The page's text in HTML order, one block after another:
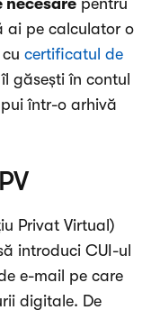
necesare pentru
ai pe calculator o
cucertificatul de
găsești în contul
pui într-o arhivă
Privat Virtual)
introduci CUI-ul
e-mail pe care
digitale. De